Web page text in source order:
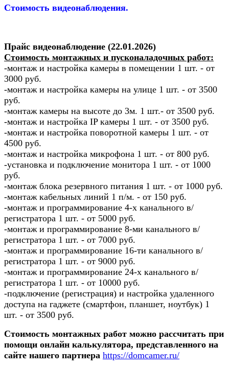
Стоимость видеонаблюдения.
Прайс видеонаблюдение (22.01.2026)
Стоимость монтажных и пусконаладочных работ:
-монтаж и настройка камеры в помещении 1 шт. - от
3000 руб.
-монтаж и настройка камеры на улице 1 шт. - от 3500
руб.
-монтаж камеры на высоте до 3м. 1 шт.- от 3500 руб.
-монтаж и настройка IP камеры 1 шт. - от 3500 руб.
-монтаж и настройка поворотной камеры 1 шт. - от
4500 руб.
-монтаж и настройка микрофона 1 шт. - от 800 руб.
-установка и подключение монитора 1 шт. - от 1000
руб.
-монтаж блока резервного питания 1 шт. - от 1000 руб.
-монтаж кабельных линий 1 п/м. - от 150 руб.
-монтаж и программирование 4-х канального в/
регистратора 1 шт. - от 5000 руб.
-монтаж и программирование 8-ми канального в/
регистратора 1 шт. - от 7000 руб.
-монтаж и программирование 16-ти канального в/
регистратора 1 шт. - от 9000 руб.
-монтаж и программирование 24-х канального в/
регистратора 1 шт. - от 10000 руб.
-подключение (регистрация) и настройка удаленного
доступа на гаджете (смартфон, планшет, ноутбук) 1
шт. - от 3500 руб.
Стоимость монтажных работ можно рассчитать при
помощи онлайн калькулятора, представленного на
сайте нашего партнера https://domcamer.ru/